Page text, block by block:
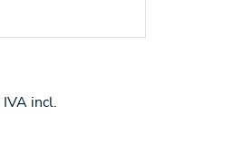
IVA incl.